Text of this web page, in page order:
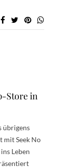
Store in
übrigens
mit Seek No
Leben